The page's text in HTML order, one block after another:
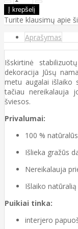
Turite klausimų apie
Aprašymas
Išskirtinė
dekoracija Jūsų
metu augalai išlaiko
tačiau nereikalauja
šviesos.
Privalumai:
100 %
Išlieka gražūs
Nereikalauja
Išlaiko
Puikiai tinka:
interjero